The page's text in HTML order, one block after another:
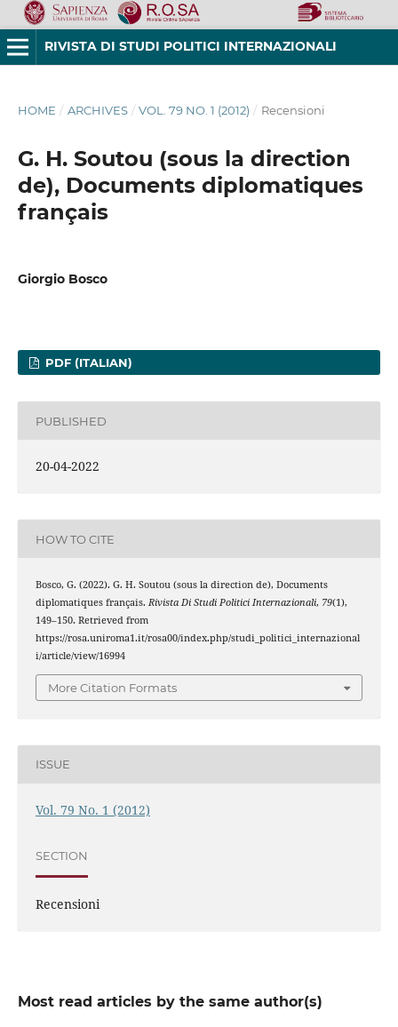
RIVISTA DI STUDI POLITICI INTERNAZIONALI
HOME / ARCHIVES / VOL. 79 NO. 1 (2012) / Recensioni
G. H. Soutou (sous la direction
de), Documents diplomatiques
français
Giorgio Bosco
PDF (ITALIAN)
PUBLISHED
20-04-2022
HOW TO CITE
Bosco, G. (2022). G. H. Soutou (sous la direction de), Documents
diplomatiques français. Rivista Di Studi Politici Internazionali, 79(1),
149–150. Retrieved from
https://rosa.uniroma1.it/rosa00/index.php/studi_politici_internazional
i/article/view/16994
More Citation Formats
ISSUE
Vol. 79 No. 1 (2012)
SECTION
Recensioni
Most read articles by the same author(s)